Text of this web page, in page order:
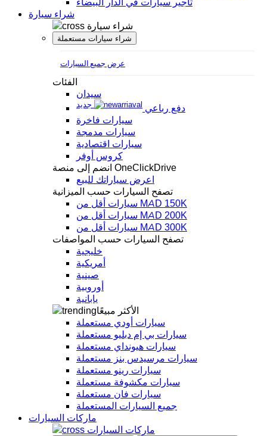
شراء سيارة
شراء سيارة
شراء سيارات مستعملة
عرض جميع السيارات
الفئات
سيدان
دفع رباعي
جديد
سيارات فاخرة
سيارات مدمجة
سيارات اقتصادية
كروس أوفر
انضم إلى منصة OneClickDrive
اعرض سياراتك للبيع
تصفح السيارات حسب الميزانية
سيارات أقل من MAD 150K
سيارات أقل من MAD 200K
سيارات أقل من MAD 300K
تصفح السيارات حسب المواصفات
خليجية
أمريكية
صينية
أوروبية
يابانية
الأكثر مبيعًا
سيارات أودي مستعملة
سيارات بي إم دبليو مستعملة
سيارات هيونداي مستعملة
سيارات مرسيدس بنز مستعملة
سيارات رينو مستعملة
سيارات مكشوفة مستعملة
سيارات فان مستعملة
جميع السيارات المستعملة
ماركات السيارات
ماركات السيارات